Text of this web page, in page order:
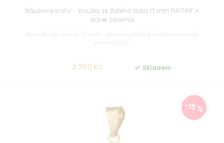
Náušnice kruhy - kroužky ze žlutého zlata 13 mm NA1781F +
dárek zdarma
2 250 Kč Skladem
-15 %